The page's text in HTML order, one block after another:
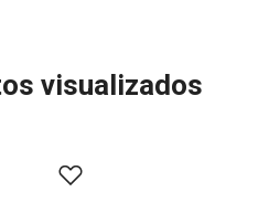
visualizados